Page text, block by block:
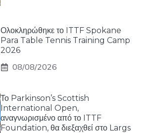
Ολοκληρώθηκε το ITTF Spokane
Para Table Tennis Training Camp
2026
08/08/2026
Το Parkinson’s Scottish
International Open,
αναγνωρισμένο από το ITTF
Foundation, θα διεξαχθεί στο Largs